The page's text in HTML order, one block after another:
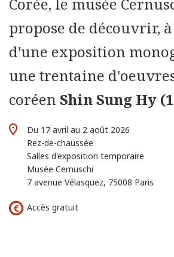
Corée, le musée
propose de découvrir,
d'une exposition
une trentaine
coréen Shin Sung Hy
Du 17 avril au 2 août 2026
Rez-de-chaussée
Salles d'exposition temporaire
Musée Cernuschi
7 avenue Vélasquez, 75008 Paris
Accès gratuit